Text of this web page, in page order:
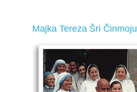
Majka Tereza Šri Činmoju